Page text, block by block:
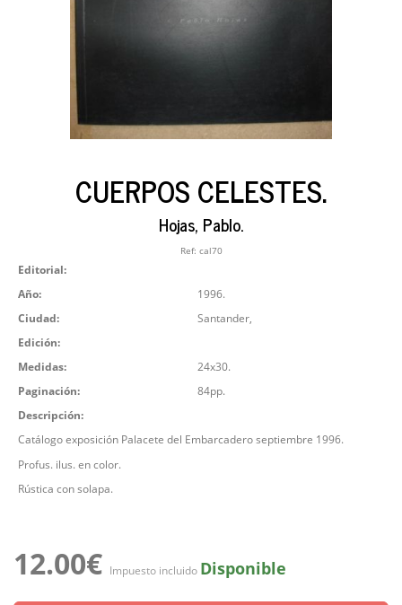
CUERPOS CELESTES.
Hojas, Pablo.
Ref: cal70
Editorial:
Año:
1996.
Ciudad:
Santander,
Edición:
Medidas:
24x30.
Paginación:
84pp.
Descripción:
Catálogo exposición Palacete del Embarcadero septiembre 1996.
Profus. ilus. en color.
Rústica con solapa.
12.00€ Impuesto incluido Disponible